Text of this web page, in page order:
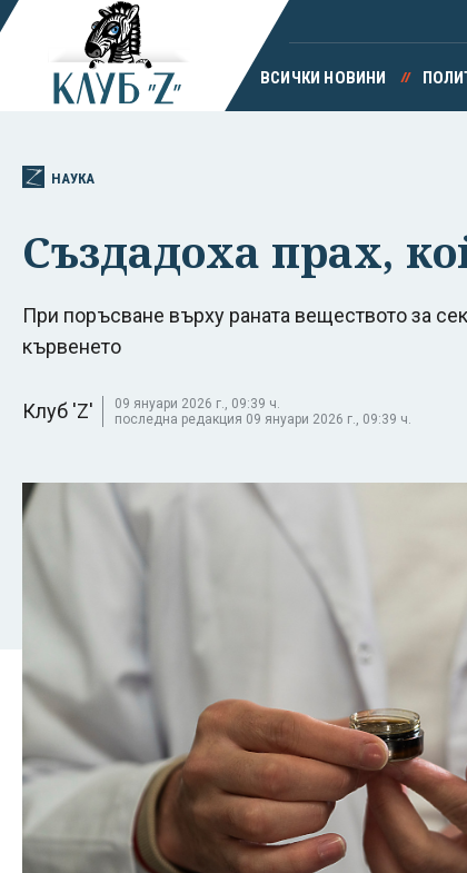
ВСИЧКИ НОВИНИ
НАУКА
Създадоха прах,
При поръсване върху раната веществото за
кървенето
Клуб 'Z'
09 януари 2026 г., 09:39 ч.
последна редакция 09 януари 2026 г., 09:39 ч.